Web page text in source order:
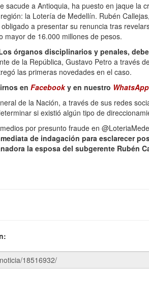
sacude a Antioquia, ha puesto en jaque la
la Lotería de Medellín. Rubén
a presentar su renuncia tras
mayor de 16.000 millones de pesos.
órganos disciplinarios y penales,
de la República, Gustavo Petro a través
las primeras novedades en el caso.
en Facebooky en nuestro
de la Nación, a través de sus redes
si existió algún tipo de
por presunto fraude en
de indagación para esclarecer
la esposa del subgerente Rubén